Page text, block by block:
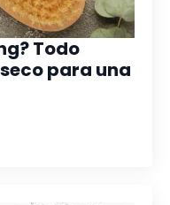
Todo
para una